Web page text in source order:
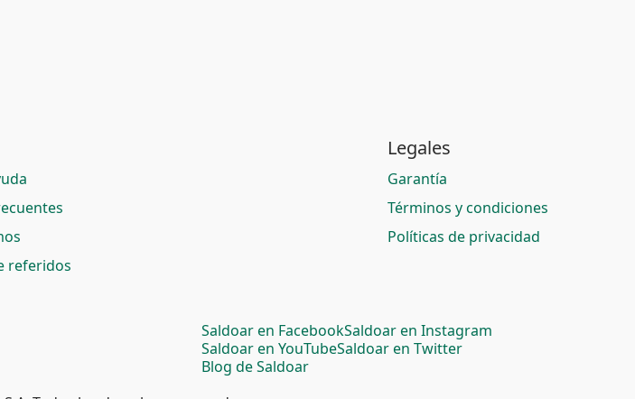
referidos
Legales
Garantía
Términos y condiciones
Políticas de privacidad
Saldoar en FacebookSaldoar en Instagram
Saldoar en YouTubeSaldoar en Twitter
Blog de Saldoar